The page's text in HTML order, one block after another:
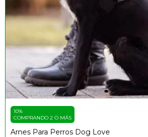
10%
COMPRANDO 2 O MÁS
Arnes Para Perros Dog Love